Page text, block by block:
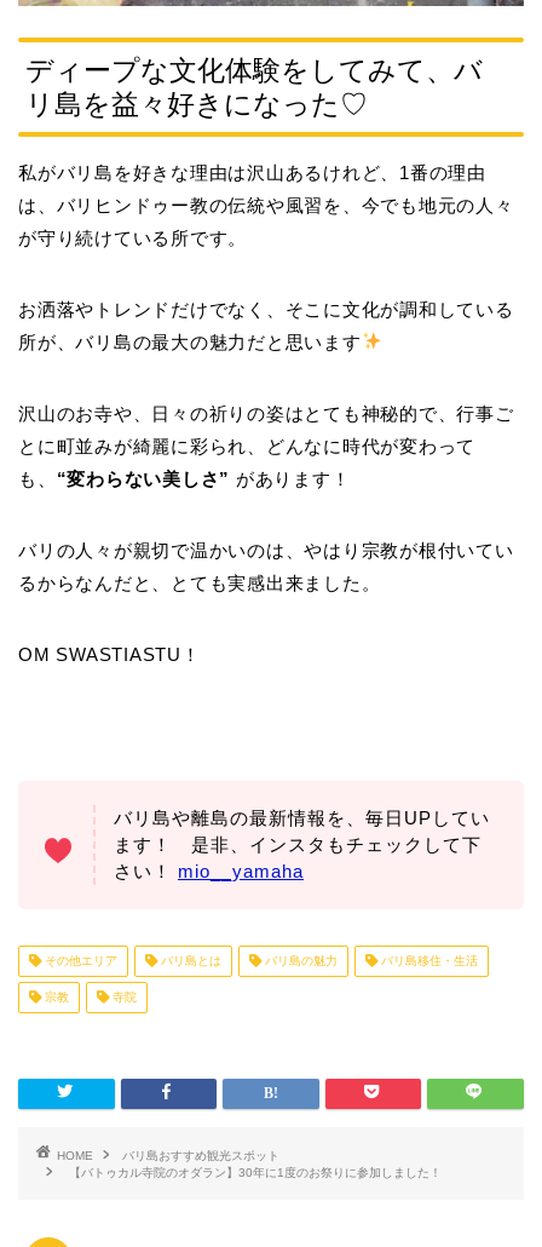
ディープな文化体験をしてみて、バ
リ島を益々好きになった♡
私がバリ島を好きな理由は沢山あるけれど、1番の理由
は、バリヒンドゥー教の伝統や風習を、今でも地元の人々
が守り続けている所です。
お洒落やトレンドだけでなく、そこに文化が調和している
所が、バリ島の最大の魅力だと思います
沢山のお寺や、日々の祈りの姿はとても神秘的で、行事ご
とに町並みが綺麗に彩られ、どんなに時代が変わって
も、 “変わらない美しさ” があります！
バリの人々が親切で温かいのは、やはり宗教が根付いてい
るからなんだと、とても実感出来ました。
OM SWASTIASTU！
バリ島や離島の最新情報を、毎日UPしてい
ます！ 是非、インスタもチェックして下
さい！ mio__yamaha
その他エリア バリ島とは バリ島の魅力 バリ島移住・生活
宗教 寺院
HOME
バリ島おすすめ観光スポット
【バトゥカル寺院のオダラン】30年に1度のお祭りに参加しました！